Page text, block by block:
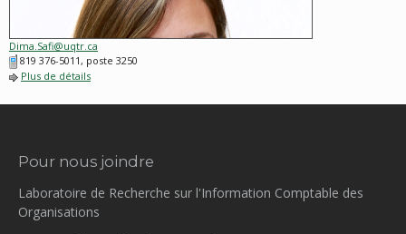
Dima.Safi@uqtr.ca
819 376-5011, poste 3250
Plus de détails
Pour nous joindre
Laboratoire de Recherche sur l'Information Comptable des
Organisations